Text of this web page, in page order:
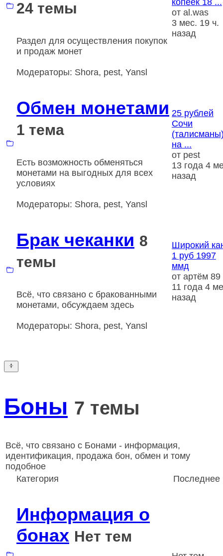
24 темы
Раздел для осуществления покупок
и продаж монет
Модераторы: Shora, pest, Yansl
от al.was
3 мес. 19 ч.
назад
Обмен монетами
1 тема
Есть возможность обменяться
монетами на выгодных для всех
условиях
Модераторы: Shora, pest, Yansl
25 рублей
Сочи
на ...
от pest
13 года 4
назад
Брак чеканки 8
темы
Всё, что связано с бракованными
монетами, обсуждаем здесь
Модераторы: Shora, pest, Yansl
Широкий
1 руб 1997
ммд
от артём 89
11 года 4
назад
Боны 7 темы
Всё, что связано с Бонами - информация,
идентификация, продажа бон, обмен и тому
подобное
Категория
Последнее
Информация о
бонах Нет тем